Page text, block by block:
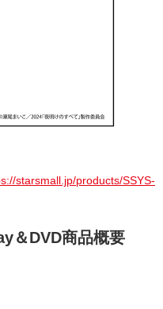
starsmall.jp/products/SSYS-
＆DVD商品概要